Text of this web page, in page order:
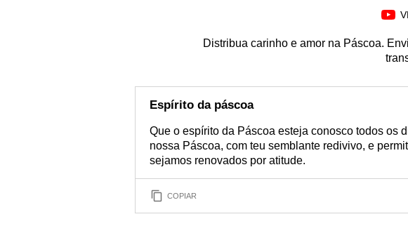
Distribua carinho e amor na Páscoa.
Espírito da páscoa
Que o espírito da Páscoa esteja conosco todos os
nossa Páscoa, com teu semblante redivivo, e
sejamos renovados por atitude.
COPIAR